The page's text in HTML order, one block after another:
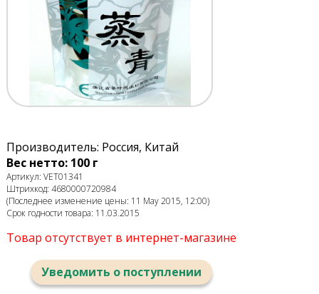
Производитель: Россия, Китай
Вес нетто: 100 г
Артикул: VET01341
Штрихкод: 4680000720984
(Последнее изменение цены: 11 May 2015, 12:00)
Срок годности товара: 11.03.2015
Товар отсутствует в интернет-магазине
Уведомить о поступлении